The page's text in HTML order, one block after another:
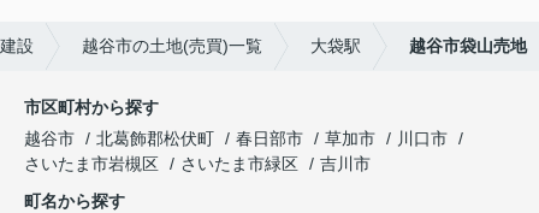
設 越谷市の土地(売買)一覧 大袋駅 越谷市袋山売地
市区町村から探す
越谷市
北葛飾郡松伏町 春日部市 草加市
川口市
さいたま市岩槻区
さいたま市緑区
吉川市
町名から探す